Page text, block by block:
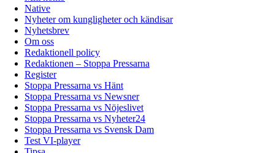
Native
Nyheter om kungligheter och kändisar
Nyhetsbrev
Om oss
Redaktionell policy
Redaktionen – Stoppa Pressarna
Register
Stoppa Pressarna vs Hänt
Stoppa Pressarna vs Newsner
Stoppa Pressarna vs Nöjeslivet
Stoppa Pressarna vs Nyheter24
Stoppa Pressarna vs Svensk Dam
Test VI-player